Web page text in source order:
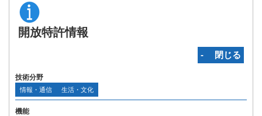
開放特許情報
‐ 閉じる
技術分野
情報・通信 生活・文化
機能